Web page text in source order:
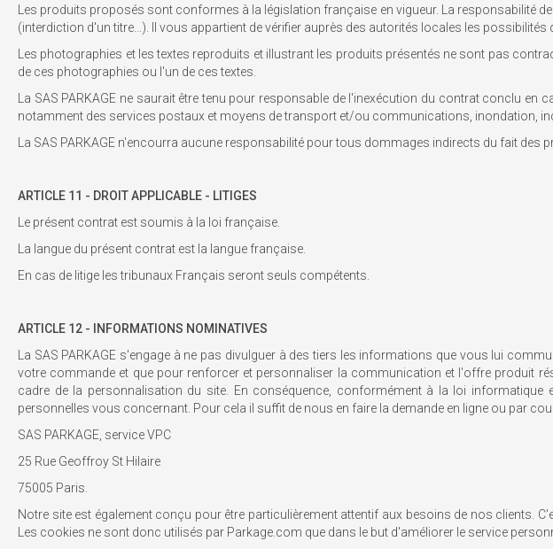
Les produits proposés sont conformes à la législation française en vigueur. La responsabilité
(interdiction d'un titre...). Il vous appartient de vérifier auprès des autorités locales les
Les photographies et les textes reproduits et illustrant les produits présentés ne sont pas
de ces photographies ou l'un de ces textes.
La SAS PARKAGE ne saurait être tenu pour responsable de l'inexécution du contrat conclu
notamment des services postaux et moyens de transport et/ou communications, inondation,
La SAS PARKAGE n'encourra aucune responsabilité pour tous dommages indirects du fait
ARTICLE 11 - DROIT APPLICABLE - LITIGES
Le présent contrat est soumis à la loi française.
La langue du présent contrat est la langue française.
En cas de litige les tribunaux Français seront seuls compétents.
ARTICLE 12 - INFORMATIONS NOMINATIVES
La SAS PARKAGE s'engage à ne pas divulguer à des tiers les informations que vous lui
votre commande et que pour renforcer et personnaliser la communication et l'offre produit
cadre de la personnalisation du site. En conséquence, conformément à la loi
personnelles vous concernant. Pour cela il suffit de nous en faire la demande en ligne ou par
SAS PARKAGE, service VPC
25 Rue Geoffroy St Hilaire
75005 Paris.
Notre site est également conçu pour être particulièrement attentif aux besoins de nos clients.
Les cookies ne sont donc utilisés par Parkage.com que dans le but d'améliorer le service